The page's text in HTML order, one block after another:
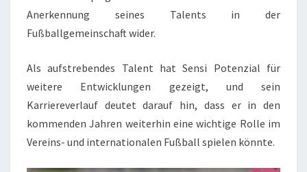
Anerkennung seines Talents in der
Fußballgemeinschaft wider.
Als aufstrebendes Talent hat Sensi Potenzial für
weitere Entwicklungen gezeigt, und sein
Karriereverlauf deutet darauf hin, dass er in den
kommenden Jahren weiterhin eine wichtige Rolle im
Vereins- und internationalen Fußball spielen könnte.